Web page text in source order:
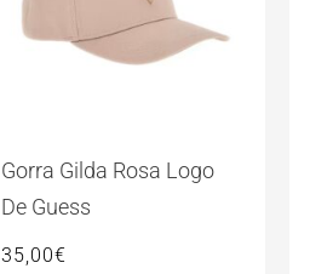
Gorra Gilda Rosa Logo
De Guess
35,00€